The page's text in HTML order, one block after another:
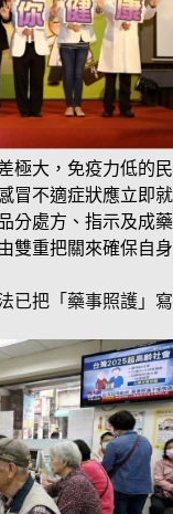
極大，免疫力低的民
冒不適症狀應立即就
分處方、指示及成藥
雙重把關來確保自身
已把「藥事照護」寫